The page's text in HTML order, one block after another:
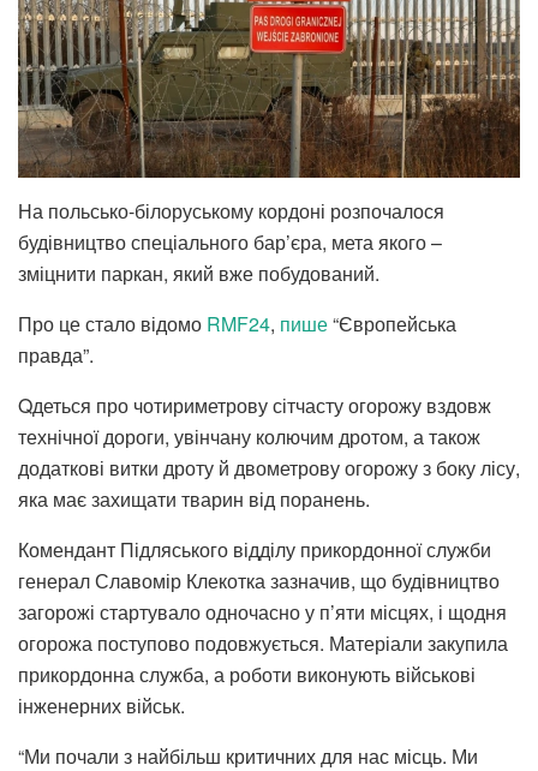
На польсько-білоруському кордоні розпочалося
будівництво спеціального бар’єра, мета якого –
зміцнити паркан, який вже побудований.
Про це стало відомо RMF24, пише“Європейська
правда”.
Qдеться про чотириметрову сітчасту огорожу вздовж
технічної дороги, увінчану колючим дротом, а також
додаткові витки дроту й двометрову огорожу з боку лісу,
яка має захищати тварин від поранень.
Комендант Підляського відділу прикордонної служби
генерал Славомір Клекотка зазначив, що будівництво
загорожі стартувало одночасно у п’яти місцях, і щодня
огорожа поступово подовжується. Матеріали закупила
прикордонна служба, а роботи виконують військові
інженерних військ.
“Ми почали з найбільш критичних для нас місць. Ми